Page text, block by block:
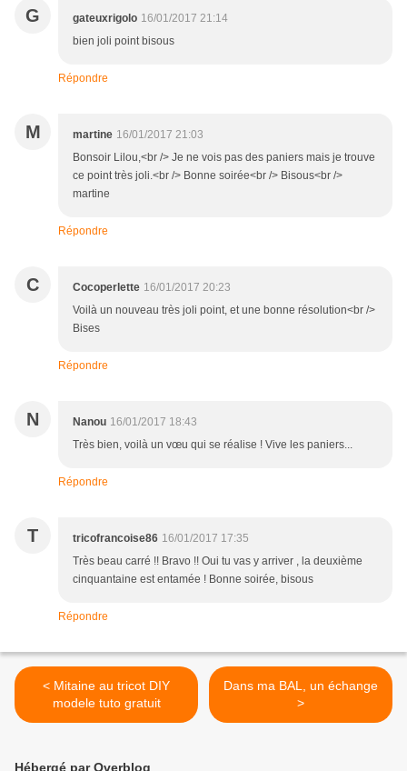
G gateuxrigolo 16/01/2017 21:14
bien joli point bisous
Répondre
M martine 16/01/2017 21:03
Bonsoir Lilou,<br /> Je ne vois pas des paniers mais je trouve
ce point très joli.<br /> Bonne soirée<br /> Bisous<br />
martine
Répondre
C Cocoperlette 16/01/2017 20:23
Voilà un nouveau très joli point, et une bonne résolution<br />
Bises
Répondre
N Nanou 16/01/2017 18:43
Très bien, voilà un vœu qui se réalise ! Vive les paniers...
Répondre
T tricofrancoise86 16/01/2017 17:35
Très beau carré !! Bravo !! Oui tu vas y arriver , la deuxième
cinquantaine est entamée ! Bonne soirée, bisous
Répondre
< Mitaine au tricot DIY
modele tuto gratuit
Dans ma BAL, un échange
>
Hébergé par Overblog